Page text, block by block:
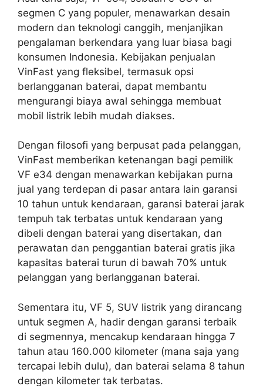
segmen C yang populer, menawarkan desain
modern dan teknologi canggih, menjanjikan
pengalaman berkendara yang luar biasa bagi
konsumen Indonesia. Kebijakan penjualan
VinFast yang fleksibel, termasuk opsi
berlangganan baterai, dapat membantu
mengurangi biaya awal sehingga membuat
mobil listrik lebih mudah diakses.
Dengan filosofi yang berpusat pada pelanggan,
VinFast memberikan ketenangan bagi pemilik
VF e34 dengan menawarkan kebijakan purna
jual yang terdepan di pasar antara lain garansi
10 tahun untuk kendaraan, garansi baterai jarak
tempuh tak terbatas untuk kendaraan yang
dibeli dengan baterai yang disertakan, dan
perawatan dan penggantian baterai gratis jika
kapasitas baterai turun di bawah 70% untuk
pelanggan yang berlangganan baterai.
Sementara itu, VF 5, SUV listrik yang dirancang
untuk segmen A, hadir dengan garansi terbaik
di segmennya, mencakup kendaraan hingga 7
tahun atau 160.000 kilometer (mana saja yang
tercapai lebih dulu), dan baterai selama 8 tahun
dengan kilometer tak terbatas.